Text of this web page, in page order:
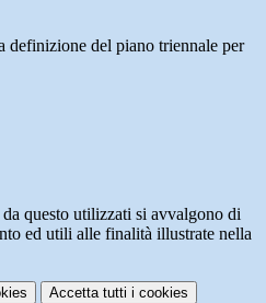
definizione del piano triennale per
questo utilizzati si avvalgono di
ed utili alle finalità illustrate nella
Accetta tutti i cookies